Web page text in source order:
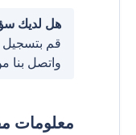
هل لديك
قم بتسجيل
واتصل بنا
معلومات